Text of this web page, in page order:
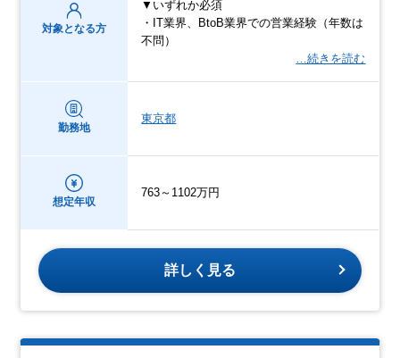
対象となる方
▼いずれか必須
・IT業界、BtoB業界での営業経験（年数は
不問）
…続きを読む
勤務地
東京都
想定年収
763～1102万円
詳しく見る